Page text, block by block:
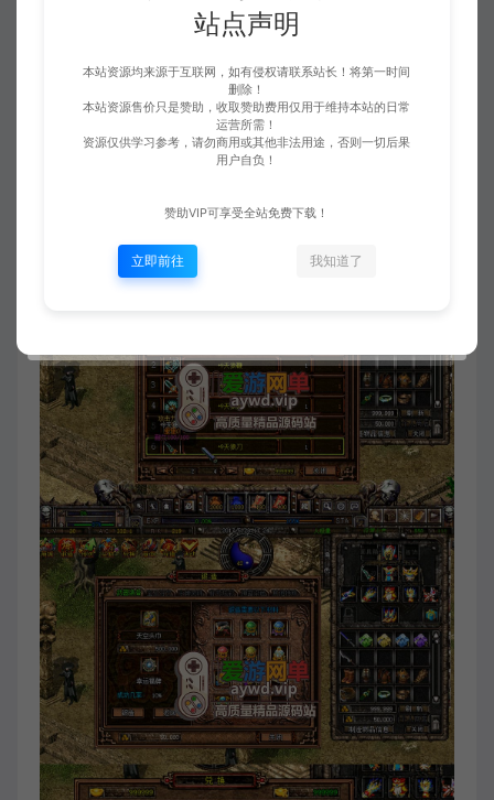
站点声明
本站资源均来源于互联网，如有侵权请联系站长！将第一时间
删除！
本站资源售价只是赞助，收取赞助费用仅用于维持本站的日常
运营所需！
资源仅供学习参考，请勿商用或其他非法用途，否则一切后果
用户自负！
赞助VIP可享受全站免费下载！
立即前往 我知道了